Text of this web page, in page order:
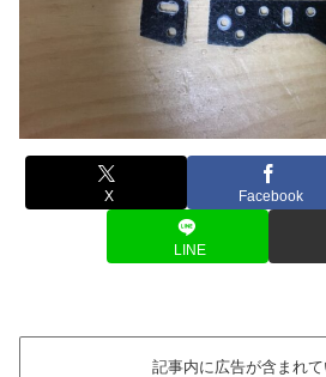
X Facebook
LINE
記事内に広告が含まれて